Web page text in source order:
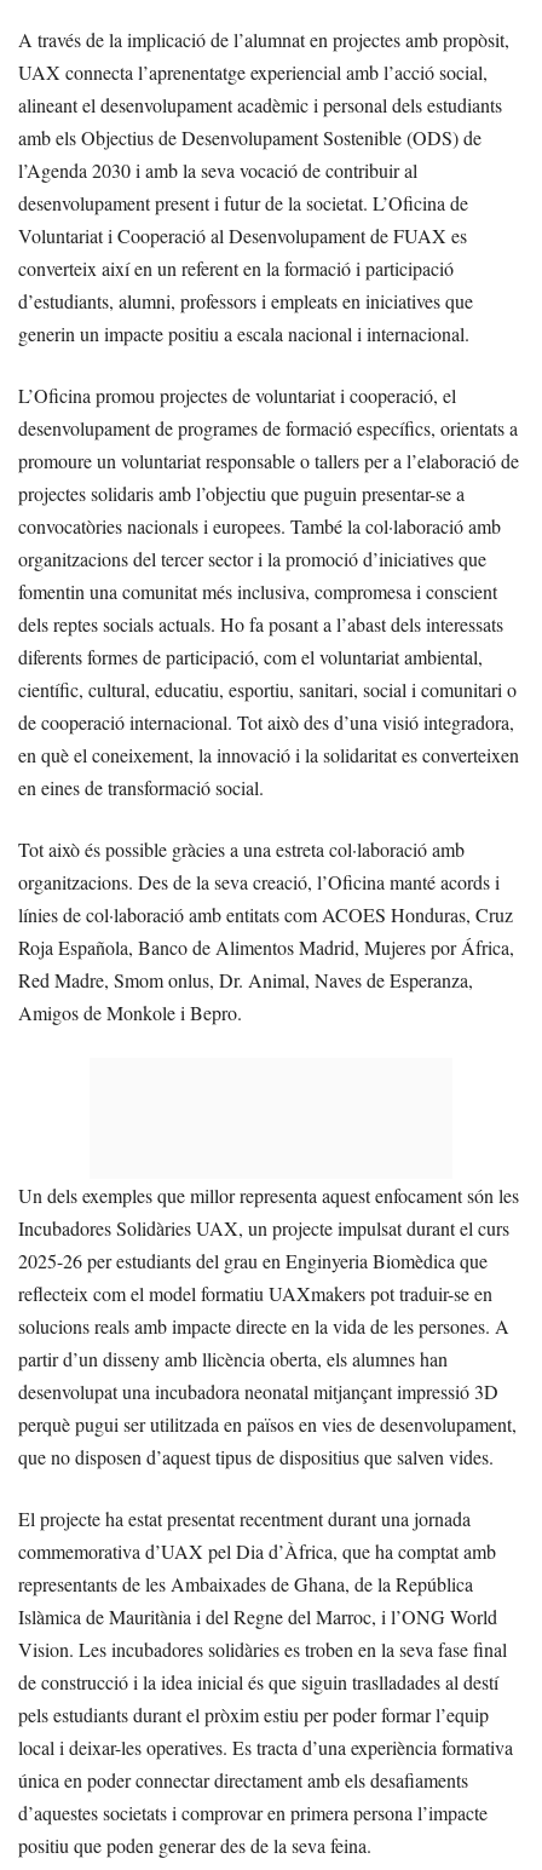
A través de la implicació de l’alumnat en projectes amb propòsit,
UAX connecta l’aprenentatge experiencial amb l’acció social,
alineant el desenvolupament acadèmic i personal dels estudiants
amb els Objectius de Desenvolupament Sostenible (ODS) de
l’Agenda 2030 i amb la seva vocació de contribuir al
desenvolupament present i futur de la societat. L’Oficina de
Voluntariat i Cooperació al Desenvolupament de FUAX es
converteix així en un referent en la formació i participació
d’estudiants, alumni, professors i empleats en iniciatives que
generin un impacte positiu a escala nacional i internacional.
L’Oficina promou projectes de voluntariat i cooperació, el
desenvolupament de programes de formació específics, orientats a
promoure un voluntariat responsable o tallers per a l’elaboració de
projectes solidaris amb l’objectiu que puguin presentar-se a
convocatòries nacionals i europees. També la col·laboració amb
organitzacions del tercer sector i la promoció d’iniciatives que
fomentin una comunitat més inclusiva, compromesa i conscient
dels reptes socials actuals. Ho fa posant a l’abast dels interessats
diferents formes de participació, com el voluntariat ambiental,
científic, cultural, educatiu, esportiu, sanitari, social i comunitari o
de cooperació internacional. Tot això des d’una visió integradora,
en què el coneixement, la innovació i la solidaritat es converteixen
en eines de transformació social.
Tot això és possible gràcies a una estreta col·laboració amb
organitzacions. Des de la seva creació, l’Oficina manté acords i
línies de col·laboració amb entitats com ACOES Honduras, Cruz
Roja Española, Banco de Alimentos Madrid, Mujeres por África,
Red Madre, Smom onlus, Dr. Animal, Naves de Esperanza,
Amigos de Monkole i Bepro.
Un dels exemples que millor representa aquest enfocament són les
Incubadores Solidàries UAX, un projecte impulsat durant el curs
2025-26 per estudiants del grau en Enginyeria Biomèdica que
reflecteix com el model formatiu UAXmakers pot traduir-se en
solucions reals amb impacte directe en la vida de les persones. A
partir d’un disseny amb llicència oberta, els alumnes han
desenvolupat una incubadora neonatal mitjançant impressió 3D
perquè pugui ser utilitzada en països en vies de desenvolupament,
que no disposen d’aquest tipus de dispositius que salven vides.
El projecte ha estat presentat recentment durant una jornada
commemorativa d’UAX pel Dia d’Àfrica, que ha comptat amb
representants de les Ambaixades de Ghana, de la República
Islàmica de Mauritània i del Regne del Marroc, i l’ONG World
Vision. Les incubadores solidàries es troben en la seva fase final
de construcció i la idea inicial és que siguin traslladades al destí
pels estudiants durant el pròxim estiu per poder formar l’equip
local i deixar-les operatives. Es tracta d’una experiència formativa
única en poder connectar directament amb els desafiaments
d’aquestes societats i comprovar en primera persona l’impacte
positiu que poden generar des de la seva feina.